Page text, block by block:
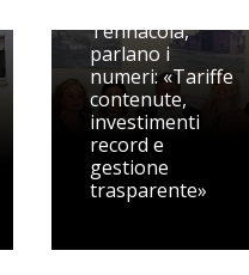
Tennacola,
parlano i
numeri: «Tariffe
contenute,
investimenti
record e
gestione
trasparente»
spegne il fuoco